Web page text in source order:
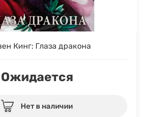
Кинг: Глаза дракона
Ожидается
Нет в наличии